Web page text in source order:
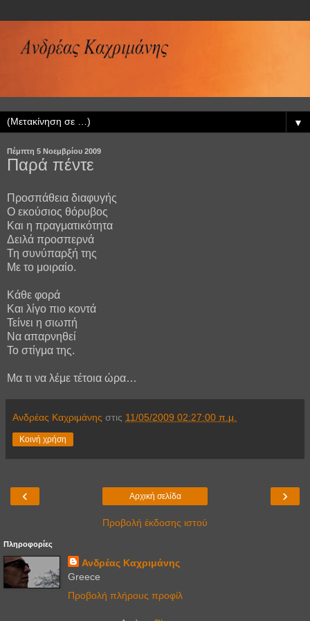
▼
Πέμπτη 5 Νοεμβρίου 2009
Παρά πέντε
Προσπάθεια διαφυγής
Ο εκούσιος θόρυβος
Και η πραγματικότητα
Δειλά προσπερνά
Τη συνύπαρξή της
Με το μοιραίο.
Κάθε φορά
Και λίγο πιο κοντά
Τείνει η σιωπή
Να απαρνηθεί
Το στίγμα της.
Μα τι να λέμε τέτοια ώρα…
Ανδρέας Καχριμάνης στις 11/05/2009 02:27:00 π.μ.
Κοινή χρήση
‹ ›
Αρχική σελίδα
Προβολή έκδοσης ιστού
Πληροφορίες
Ανδρέας Καχριμάνης
Greece
Προβολή πλήρους προφίλ